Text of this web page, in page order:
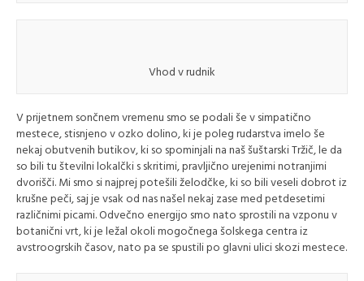
Vhod v rudnik
V prijetnem sončnem vremenu smo se podali še v simpatično
mestece, stisnjeno v ozko dolino, ki je poleg rudarstva imelo še
nekaj obutvenih butikov, ki so spominjali na naš šuštarski Tržič, le da
so bili tu številni lokalčki s skritimi, pravljično urejenimi notranjimi
dvorišči. Mi smo si najprej potešili želodčke, ki so bili veseli dobrot iz
krušne peči, saj je vsak od nas našel nekaj zase med petdesetimi
različnimi picami. Odvečno energijo smo nato sprostili na vzponu v
botanični vrt, ki je ležal okoli mogočnega šolskega centra iz
avstroogrskih časov, nato pa se spustili po glavni ulici skozi mestece.